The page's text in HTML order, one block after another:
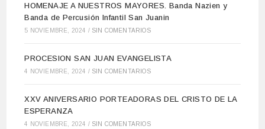
HOMENAJE A NUESTROS MAYORES. Banda Nazien y
Banda de Percusión Infantil San Juanin
5 NOVIEMBRE, 2024 / SIN COMENTARIOS
PROCESION SAN JUAN EVANGELISTA
4 NOVIEMBRE, 2024 / SIN COMENTARIOS
XXV ANIVERSARIO PORTEADORAS DEL CRISTO DE LA
ESPERANZA
4 NOVIEMBRE, 2024 / SIN COMENTARIOS